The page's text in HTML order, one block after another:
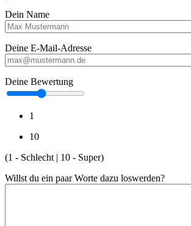
Dein Name
Deine E-Mail-Adresse
Deine Bewertung
1
10
(1 - Schlecht | 10 - Super)
Willst du ein paar Worte dazu loswerden?